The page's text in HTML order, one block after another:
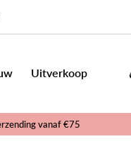
Uitverkoop
vanaf €75